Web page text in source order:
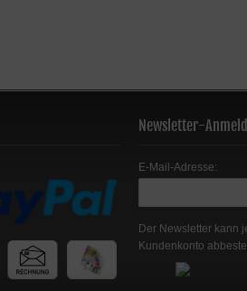
Newsletter-
E-Mail-Adresse:
Der Newsletter kann
Kundenkonto